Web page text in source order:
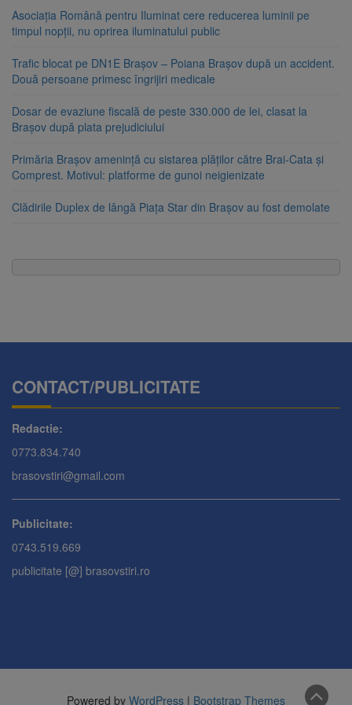
Asociația Română pentru Iluminat cere reducerea luminii pe
timpul nopții, nu oprirea iluminatului public
Trafic blocat pe DN1E Brașov – Poiana Brașov după un accident.
Două persoane primesc îngrijiri medicale
Dosar de evaziune fiscală de peste 330.000 de lei, clasat la
Brașov după plata prejudiciului
Primăria Brașov amenință cu sistarea plăților către Brai-Cata și
Comprest. Motivul: platforme de gunoi neigienizate
Clădirile Duplex de lângă Piața Star din Brașov au fost demolate
CONTACT/PUBLICITATE
Redactie:
0773.834.740
brasovstiri@gmail.com
Publicitate:
0743.519.669
publicitate [@] brasovstiri.ro
Powered by WordPress | Bootstrap Themes